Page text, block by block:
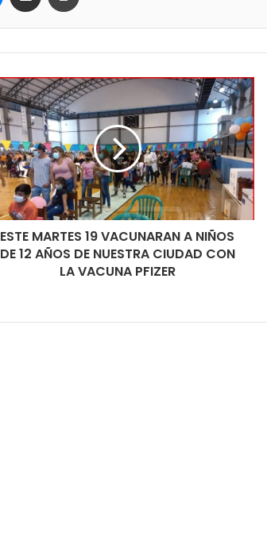
ESTE MARTES 19 VACUNARAN A NIÑOS
DE 12 AÑOS DE NUESTRA CIUDAD CON
LA VACUNA PFIZER